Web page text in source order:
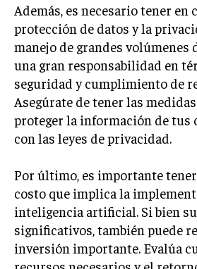
NEGOCIOS
ESTRATEGIAS DE NEGOCIOS
MARKETING B2B
MARKETING B2C
FRANQUICIAS
MARKETING DE INFLUENCERS
E-COMMERCE Y COMERCIO
ESTRATEGIAS DE PRICING Y
PRECIOS
GESTIÓN DE CRISIS
Además, es necesario tener en
protección de datos y la
manejo de grandes volúmenes
una gran responsabilidad en
seguridad y cumplimiento de
Asegúrate de tener las
proteger la información de tus
con las leyes de privacidad.
Por último, es importante
costo que implica la
inteligencia artificial. Si bien
significativos, también puede
inversión importante. Evalúa